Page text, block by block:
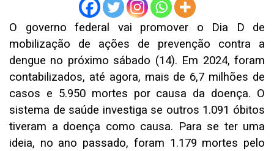
O governo federal vai promover o Dia D de
mobilização de ações de prevenção contra a
dengue no próximo sábado (14). Em 2024, foram
contabilizados, até agora, mais de 6,7 milhões de
casos e 5.950 mortes por causa da doença. O
sistema de saúde investiga se outros 1.091 óbitos
tiveram a doença como causa. Para se ter uma
ideia, no ano passado, foram 1.179 mortes pelo